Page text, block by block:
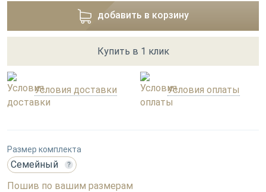
добавить в корзину
Купить в 1 клик
Условия доставки Условия оплаты
Размер комплекта
Семейный ?
Пошив по вашим размерам